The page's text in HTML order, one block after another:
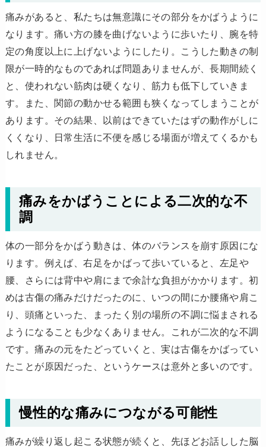
痛みがあると、私たちは無意識にその部分をかばうように
なります。痛い方の膝を曲げないように歩いたり、腕を特
定の角度以上に上げないようにしたり。こうした動きの制
限が一時的なものであれば問題ありませんが、長期間続く
と、使われない筋肉は硬くなり、筋力も低下していきま
す。また、関節の動かせる範囲も狭くなってしまうことが
あります。その結果、以前はできていたはずの動作がしに
くくなり、日常生活に不便を感じる場面が増えてくるかも
しれません。
痛みをかばうことによる二次的な不
調
体の一部分をかばう動きは、体のバランスを崩す原因にな
ります。例えば、右足をかばって歩いていると、左足や
腰、さらには背中や肩にまで余計な負担がかかります。初
めは古傷の痛みだけだったのに、いつの間にか腰痛や肩こ
り、頭痛といった、まったく別の場所の不調に悩まされる
ようになることも少なくありません。これが二次的な不調
です。痛みの元をたどっていくと、実は古傷をかばってい
たことが原因だった、というケースは意外と多いのです。
慢性的な痛みにつながる可能性
痛みが繰り返し起こる状態が続くと、先ほどお話しした脳